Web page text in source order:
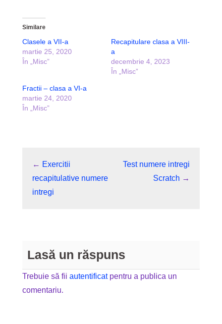
Similare
Clasele a VII-a
martie 25, 2020
În „Misc”
Recapitulare clasa a VIII-
a
decembrie 4, 2023
În „Misc”
Fractii – clasa a VI-a
martie 24, 2020
În „Misc”
← Exercitii
recapitulative numere
intregi
Test numere intregi
Scratch →
Lasă un răspuns
Trebuie să fii autentificatpentru a publica un
comentariu.